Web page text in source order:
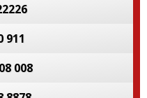
911
008